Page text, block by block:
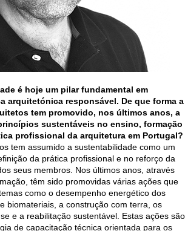
é hoje um pilar fundamental em
arquitetónica responsável. De que forma a
tem promovido, nos últimos anos, a
sustentáveis no ensino, formação
profissional da arquitetura em Portugal?
tem assumido a sustentabilidade como um
da prática profissional e no reforço da
seus membros. Nos últimos anos, através
têm sido promovidas várias ações que
como o desempenho energético dos
biomateriais, a construção com terra, os
e a reabilitação sustentável. Estas ações são
de capacitação técnica orientada para os